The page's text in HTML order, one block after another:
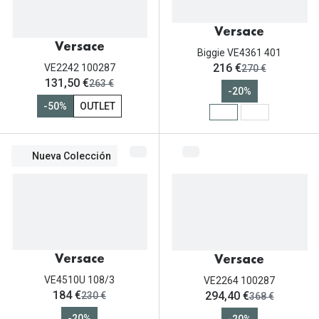
Marcas
Ray-Ban
Prada
Lentillas
Lentillas
Versace
VE2242 100287
ahora:
131,50 €antes:
263 €
-50%
OUTLET
Versace
Biggie VE4361 401
ahora:
216 €antes:
270 €
-20%
Nueva Colección
Versace
VE4510U 108/3
ahora:
184 €antes:
230 €
Versace
VE2264 100287
ahora:
294,40 €antes:
368 €